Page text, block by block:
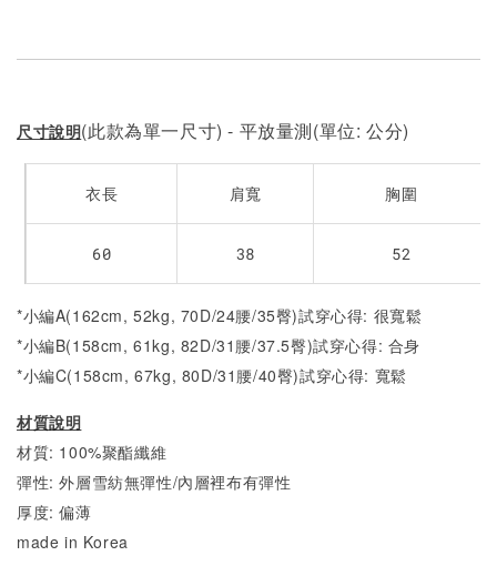
尺寸說明(此款為單一尺寸) - 平放量測(單位: 公分)
衣長 肩寬 胸圍
60 38 52
*小編A(162cm, 52kg, 70D/24腰/35臀)試穿心得: 很寬鬆
*小編B(158cm, 61kg, 82D/31腰/37.5臀)試穿心得: 合身
*小編C(158cm, 67kg, 80D/31腰/40臀)試穿心得: 寬鬆
材質說明
材質: 100%聚酯纖維
彈性: 外層雪紡無彈性/內層裡布有彈性
厚度: 偏薄
made in Korea